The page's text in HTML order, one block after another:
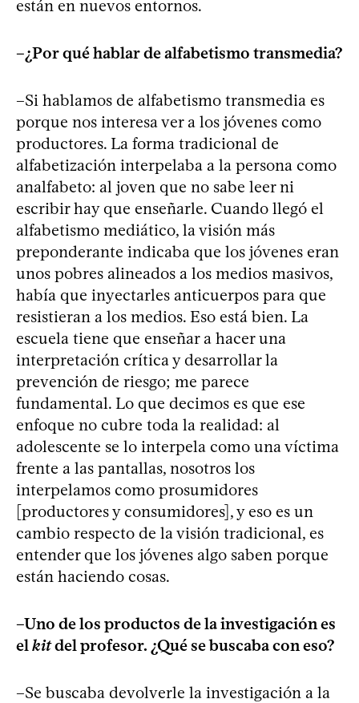
están en nuevos entornos.
–¿Por qué hablar de alfabetismo transmedia?
–Si hablamos de alfabetismo transmedia es
porque nos interesa ver a los jóvenes como
productores. La forma tradicional de
alfabetización interpelaba a la persona como
analfabeto: al joven que no sabe leer ni
escribir hay que enseñarle. Cuando llegó el
alfabetismo mediático, la visión más
preponderante indicaba que los jóvenes eran
unos pobres alineados a los medios masivos,
había que inyectarles anticuerpos para que
resistieran a los medios. Eso está bien. La
escuela tiene que enseñar a hacer una
interpretación crítica y desarrollar la
prevención de riesgo; me parece
fundamental. Lo que decimos es que ese
enfoque no cubre toda la realidad: al
adolescente se lo interpela como una víctima
frente a las pantallas, nosotros los
interpelamos como prosumidores
[productores y consumidores], y eso es un
cambio respecto de la visión tradicional, es
entender que los jóvenes algo saben porque
están haciendo cosas.
–Uno de los productos de la investigación es
el kitdel profesor. ¿Qué se buscaba con eso?
–Se buscaba devolverle la investigación a la